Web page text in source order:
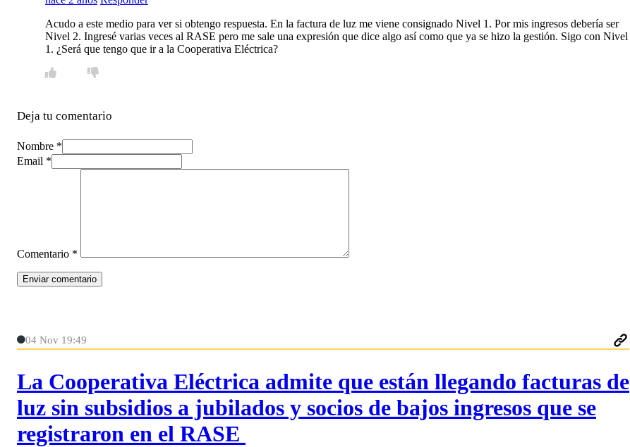
Acudo a este medio para ver si obtengo respuesta. En la factura de luz me viene consignado Nivel 1. Por mis ingresos debería ser
Nivel 2. Ingresé varias veces al RASE pero me sale una expresión que dice algo así como que ya se hizo la gestión. Sigo con Nivel
1. ¿Será que tengo que ir a la Cooperativa Eléctrica?
Deja tu comentario
Nombre *
Email *
Comentario *
04 Nov 19:49
La Cooperativa Eléctrica admite que están llegando facturas de
luz sin subsidios a jubilados y socios de bajos ingresos que se
registraron en el RASE